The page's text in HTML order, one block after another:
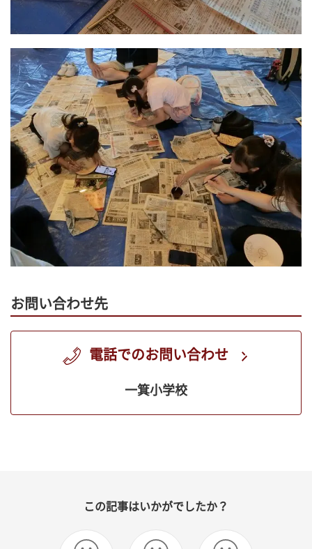
お問い合わせ先
電話でのお問い合わせ
一箕小学校
この記事はいかがでしたか？